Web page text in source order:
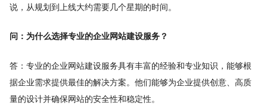
说，从规划到上线大约需要几个星期的时间。
问：为什么选择专业的企业网站建设服务？
答：专业的企业网站建设服务具有丰富的经验和专业知识，能够根
据企业需求提供最佳的解决方案。他们能够为企业提供创意、高质
量的设计并确保网站的安全性和稳定性。